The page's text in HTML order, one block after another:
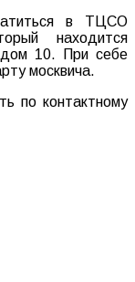
в ТЦСО
находится
10. При себе
москвича.
по контактному